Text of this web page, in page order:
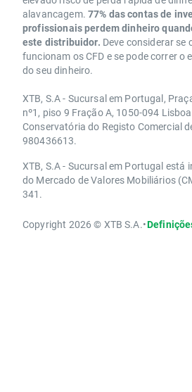
alavancagem. 77% das contas de
profissionais perdem dinheiro
este distribuidor. Deve considerar se
funcionam os CFD e se pode correr o
do seu dinheiro.
XTB, S.A - Sucursal em Portugal,
nº1, piso 9 Fração A, 1050-094
Conservatória do Registo Comercial
980436613.
XTB, S.A - Sucursal em Portugal está
do Mercado de Valores Mobiliários
341.
Copyright 2026 © XTB S.A.•